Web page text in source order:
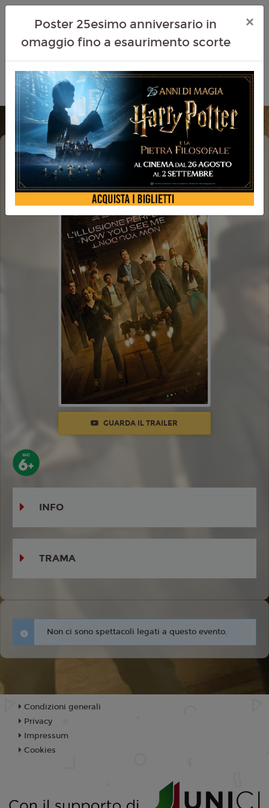
L'ILLUSIONE PERFETTA - NOW YOU
SEE ME - NOW YOU DON'T
GUARDA IL TRAILER
INFO
TRAMA
Non ci sono spettacoli legati a questo evento.
Poster 25esimo anniversario in
omaggio fino a esaurimento scorte
×
Condizioni generali
Privacy
Impressum
Cookies